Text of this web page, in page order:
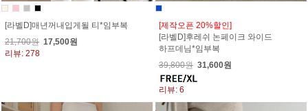
[라벨D]매년꺼내입게될 티*임부복
21,700원 17,500원
리뷰: 278
[제작오픈 20%할인]
[라벨D]후레쉬 논페이크 와이드
하프데님*임부복
39,800원 31,600원
리뷰: 6